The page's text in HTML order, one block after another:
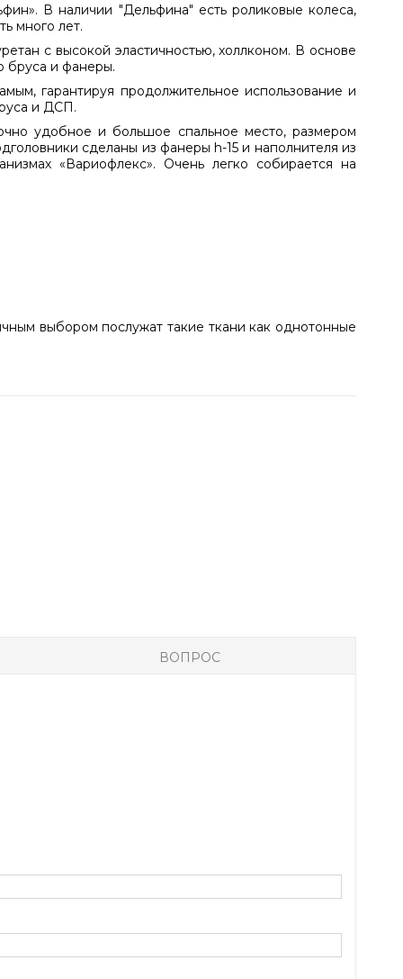
В наличии "Дельфина" есть роликовые колеса,
много лет.
с высокой эластичностью, холлконом. В основе
бруса и фанеры.
гарантируя продолжительное использование и
и ДСП.
удобное и большое спальное место, размером
сделаны из фанеры h-15 и наполнителя из
«Вариофлекс». Очень легко собирается на
выбором послужат такие ткани как однотонные
ВОПРОС